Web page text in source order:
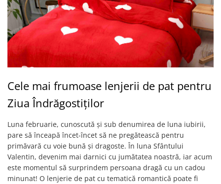
Cele mai frumoase lenjerii de pat pentru
Ziua Îndrăgostiților
Luna februarie, cunoscută și sub denumirea de luna iubirii,
pare să înceapă încet-încet să ne pregătească pentru
primăvară cu voie bună și dragoste. În luna Sfântului
Valentin, devenim mai darnici cu jumătatea noastră, iar acum
este momentul să surprindem persoana dragă cu un cadou
minunat! O lenjerie de pat cu tematică romantică poate fi